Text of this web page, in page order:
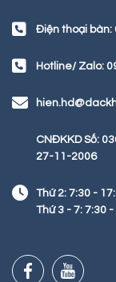
Điện thoại bàn:
Hotline/ Zalo:
CNĐKKD Số:
27-11-2006
Thứ 2: 7:30 -
Thứ 3 - 7: 7:30 -